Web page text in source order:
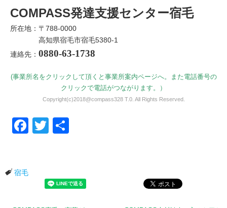
COMPASS発達支援センター宿毛
所在地：〒788-0000
高知県宿毛市宿毛5380-1
連絡先： 0880-63-1738
(事業所名をクリックして頂くと事業所案内ページへ。また電話番号の
クリックで電話がつながります。）
Copyright(c)2018@compass328 T.0. All Rights Reserved.
FacebookTwitter
宿毛